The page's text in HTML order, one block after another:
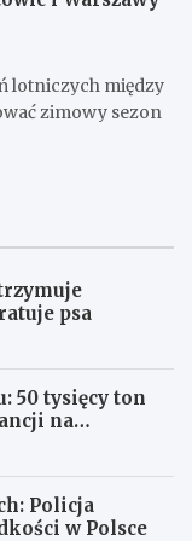
lotniczych między
zimowy sezon
psa
50 tysięcy ton
na
Policja
w Polsce